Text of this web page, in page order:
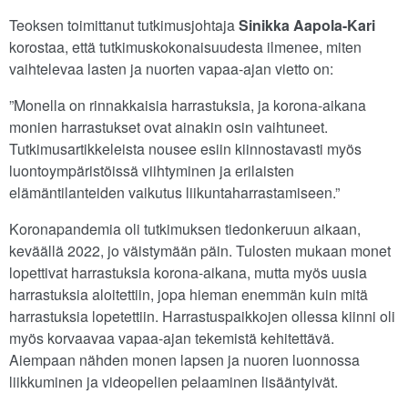
Teoksen toimittanut tutkimusjohtajaSinikka Aapola-Kari
korostaa, että tutkimuskokonaisuudesta ilmenee, miten
vaihtelevaa lasten ja nuorten vapaa-ajan vietto on:
”Monella on rinnakkaisia harrastuksia, ja korona-aikana
monien harrastukset ovat ainakin osin vaihtuneet.
Tutkimusartikkeleista nousee esiin kiinnostavasti myös
luontoympäristöissä viihtyminen ja erilaisten
elämäntilanteiden vaikutus liikuntaharrastamiseen.”
Koronapandemia oli tutkimuksen tiedonkeruun aikaan,
keväällä 2022, jo väistymään päin. Tulosten mukaan monet
lopettivat harrastuksia korona-aikana, mutta myös uusia
harrastuksia aloitettiin, jopa hieman enemmän kuin mitä
harrastuksia lopetettiin. Harrastuspaikkojen ollessa kiinni oli
myös korvaavaa vapaa-ajan tekemistä kehitettävä.
Aiempaan nähden monen lapsen ja nuoren luonnossa
liikkuminen ja videopelien pelaaminen lisääntyivät.